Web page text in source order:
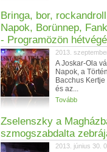
Bringa, bor,
Napok, Borünnep,
- Programözön
2013.
A Joskar-Ola
Napok, a
Bacchus
és az...
Tovább
Zselenszky a
szmogszabdalta
2013. június 30.